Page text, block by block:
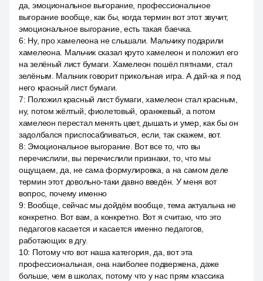
да, эмоциональное выгорание, профессиональное
выгорание вообще, как бы, когда термин вот этот звучит,
эмоциональное выгорание, есть такая баечка.
6: Ну, про хамелеона не слышали. Мальчику подарили
хамелеона. Мальчик сказал круто хамелеон и положил его
на зелёный лист бумаги. Хамелеон пошёл пятнами, стал
зелёным. Мальчик говорит прикольная игра. А дай-ка я под
него красный лист бумаги.
7: Положил красный лист бумаги, хамелеон стал красным,
ну, потом жёлтый, фиолетовый, оранжевый, а потом
хамелеон перестал менять цвет, дышать и умер, как бы он
задолбался приспосабливаться, если, так скажем, вот.
8: Эмоциональное выгорание. Вот все то, что вы
перечислили, вы перечислили признаки, то, что мы
ощущаем, да, не сама формулировка, а на самом деле
термин этот довольно-таки давно введён. У меня вот
вопрос, почему именно
9: Вообще, сейчас мы дойдём вообще, тема актуальна не
конкретно. Вот вам, а конкретно. Вот я считаю, что это
педагогов касается и касается именно педагогов,
работающих в дгу.
10: Потому что вот наша категория, да, вот эта
профессиональная, она наиболее подвержена, даже
больше, чем в школах, потому что у нас прям классика